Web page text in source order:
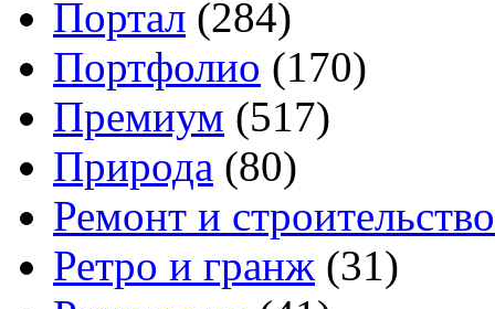
Портал (284)
Портфолио (170)
Премиум (517)
Природа (80)
Ремонт и строительство
Ретро и гранж (31)